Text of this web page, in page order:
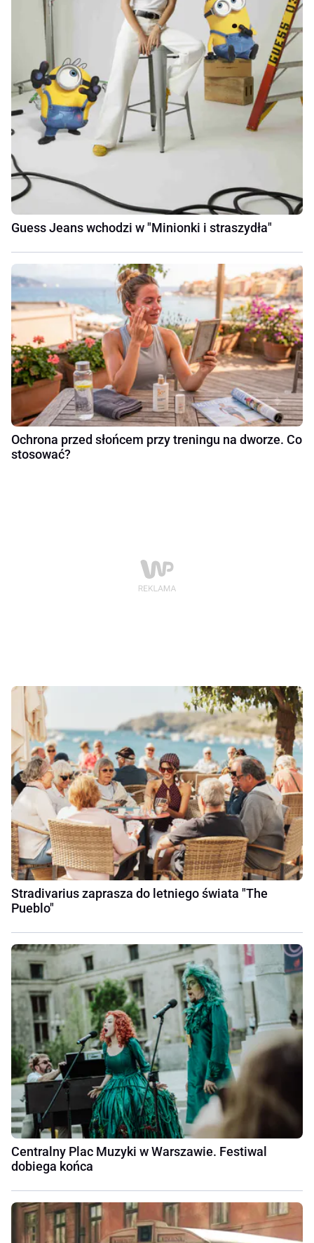
Guess Jeans wchodzi w "Minionki i straszydła"
Ochrona przed słońcem przy treningu na dworze. Co
stosować?
Stradivarius zaprasza do letniego świata "The
Pueblo"
Centralny Plac Muzyki w Warszawie. Festiwal
dobiega końca